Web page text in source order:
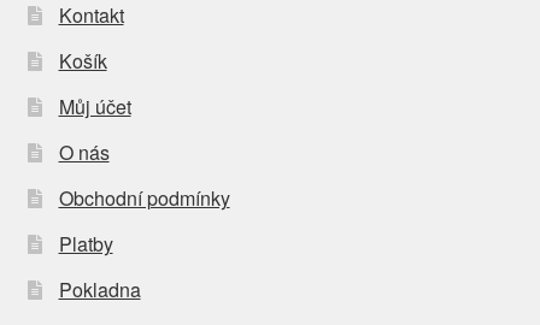
Kontakt
Košík
Můj účet
O nás
Obchodní podmínky
Platby
Pokladna